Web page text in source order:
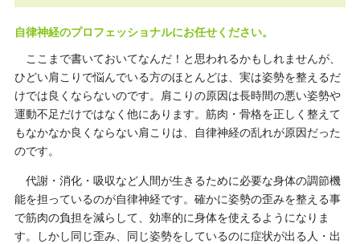
自律神経のプロフェッショナルにお任せください。
ここまで書いておいてなんだ！と思われるかもしれませんが、
ひどい肩こりで悩んでいる方のほとんどは、実は姿勢を整えるだ
けでは良くならないのです。肩こりの原因は長時間の悪い姿勢や
運動不足だけではなく他にあります。筋肉・骨格を正しく整えて
もなかなか良くならない肩こりは、自律神経の乱れが原因だった
のです。
代謝・消化・吸収など人間が生きるために必要な身体の調節機
能を担っているのが自律神経です。確かに姿勢の歪みを整える事
で筋肉の負担を減らして、効率的に身体を使えるようになりま
す。しかし同じ歪み、同じ姿勢をしているのに症状が出る人・出